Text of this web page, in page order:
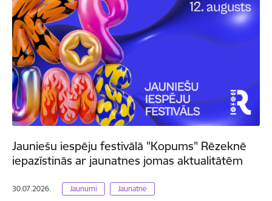
Jauniešu iespēju festivālā "Kopums" Rēzeknē
iepazīstinās ar jaunatnes jomas aktualitātēm
30.07.2026. Jaunumi Jaunatne